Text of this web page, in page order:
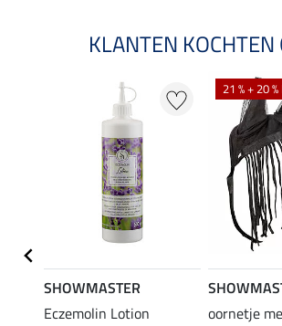
KLANTEN KOCHTEN
SHOWMASTER
Eczemolin Lotion
21 % + 20
oornetje